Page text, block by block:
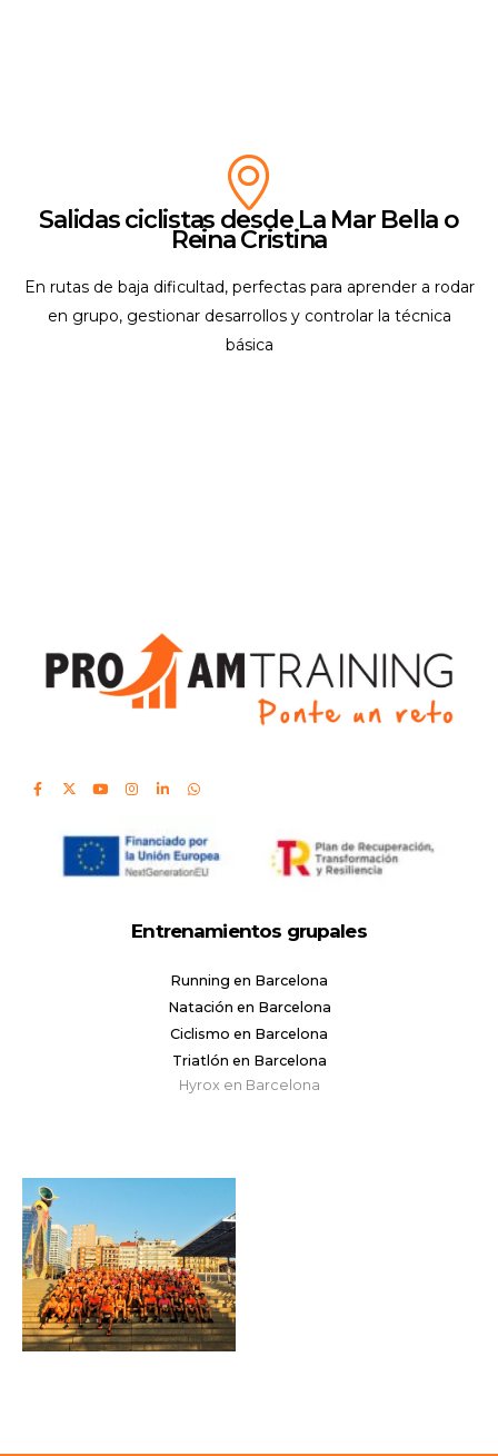
Salidas ciclistas desde La Mar Bella o
Reina Cristina
En rutas de baja dificultad, perfectas para aprender a rodar
en grupo, gestionar desarrollos y controlar la técnica
básica
Entrenamientos grupales
Running en Barcelona
Natación en Barcelona
Ciclismo en Barcelona
Triatlón en Barcelona
Hyrox en Barcelona